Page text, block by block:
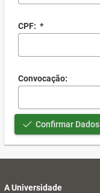
CPF: *
Convocação:
Confirmar Dados
A Universidade